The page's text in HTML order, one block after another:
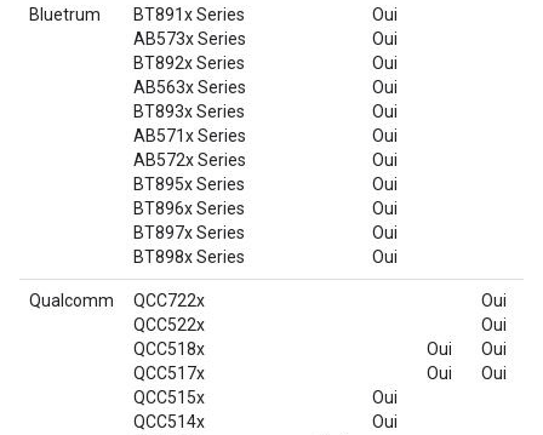
Bluetrum
BT891x Series
AB573x Series
BT892x Series
AB563x Series
BT893x Series
AB571x Series
AB572x Series
BT895x Series
BT896x Series
BT897x Series
BT898x Series
Oui
Oui
Oui
Oui
Oui
Oui
Oui
Oui
Oui
Oui
Oui
Qualcomm
QCC722x
QCC522x
QCC518x
QCC517x
QCC515x
QCC514x
Oui
Oui
Oui
Oui
Oui
Oui
Oui
Oui